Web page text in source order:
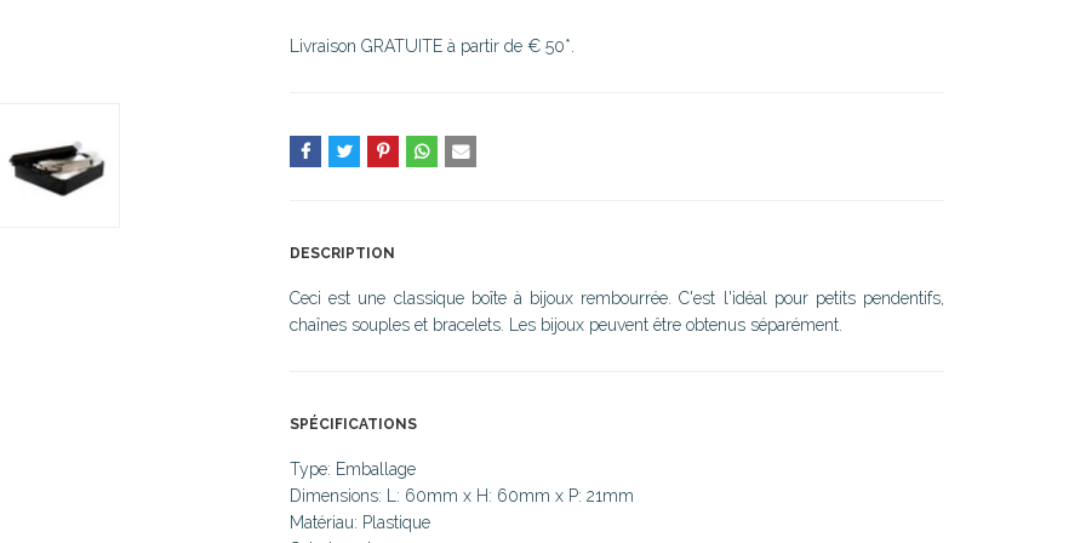
Livraison GRATUITE à partir de € 50*.
DESCRIPTION
Ceci est une classique boîte à bijoux rembourrée. C'est l'idéal pour petits pendentifs,
chaînes souples et bracelets. Les bijoux peuvent être obtenus séparément.
SPÉCIFICATIONS
Type: Emballage
Dimensions: L: 60mm x H: 60mm x P: 21mm
Matériau: Plastique